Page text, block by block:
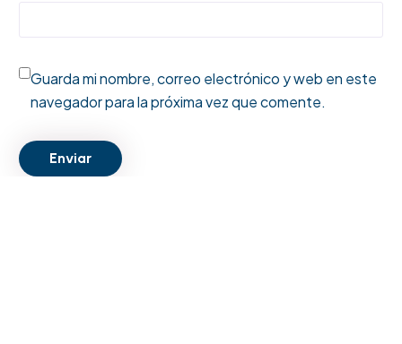
Guarda mi nombre, correo electrónico y web en este
navegador para la próxima vez que comente.
Enviar